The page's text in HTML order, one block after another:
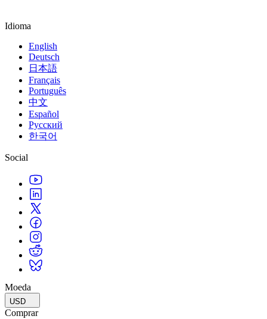
Idioma
English
Deutsch
日本語
Français
Português
中文
Español
Русский
한국어
Social
Moeda
USD
Comprar